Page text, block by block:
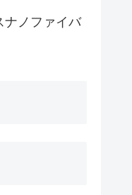
ナノファイバ